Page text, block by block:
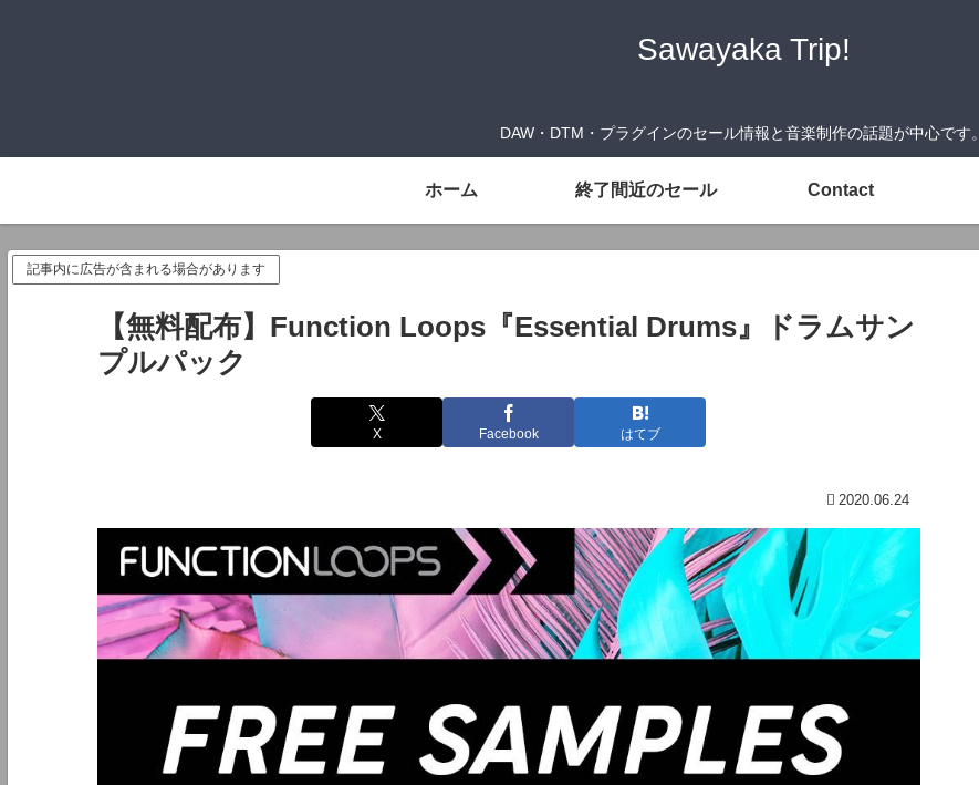
Sawayaka Trip!
DAW・DTM・プラグインのセール情報と音楽制作の話題が中心です。
ホーム 終了間近のセール Contact
記事内に広告が含まれる場合があります
【無料配布】Function Loops『Essential Drums』ドラムサン
プルパック
X Facebook はてブ
2020.06.24